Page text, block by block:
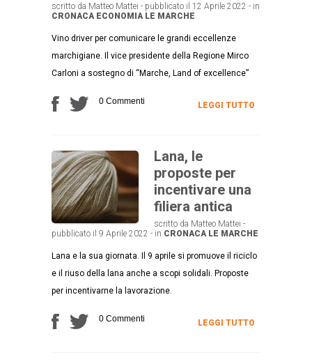
scritto da Matteo Mattei - pubblicato il 12 Aprile 2022 - in
CRONACA ECONOMIA LE MARCHE
Vino driver per comunicare le grandi eccellenze
marchigiane. Il vice presidente della Regione Mirco
Carloni a sostegno di “Marche, Land of excellence”
0 Commenti LEGGI TUTTO
Lana, le
proposte per
incentivare una
filiera antica
scritto da Matteo Mattei -
pubblicato il 9 Aprile 2022 - in CRONACA LE MARCHE
Lana e la sua giornata. Il 9 aprile si promuove il riciclo
e il riuso della lana anche a scopi solidali. Proposte
per incentivarne la lavorazione.
0 Commenti LEGGI TUTTO